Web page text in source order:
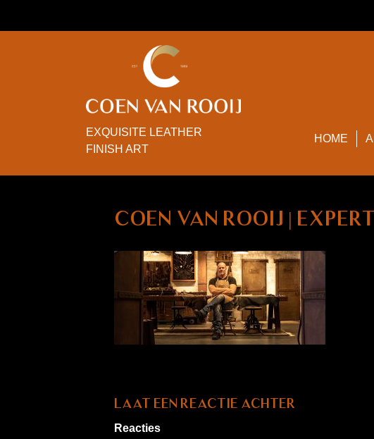
EXQUISITE LEATHER
FINISH ART
HOME
Coen van Rooij |
Laat een reactie achter
Reacties